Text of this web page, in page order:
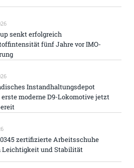
senkt erfolgreich
fünf Jahre vor IMO-
Instandhaltungsdepot
moderne D9-Lokomotive jetzt
zertifizierte Arbeitsschuhe
Leichtigkeit und Stabilität